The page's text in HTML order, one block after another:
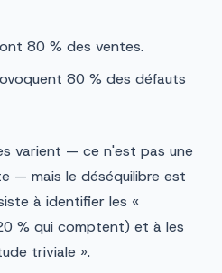
80 % des ventes.
80 % des défauts
varient — ce n'est pas une
— mais le déséquilibre est
à identifier les «
% qui comptent) et à les
triviale ».